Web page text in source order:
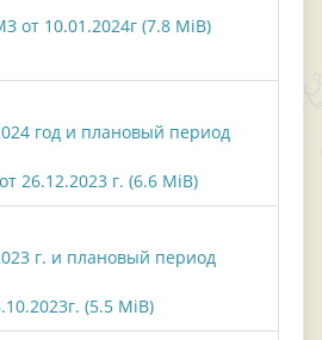
от 10.01.2024г (7.8 MiB)
год и плановый период
26.12.2023 г. (6.6 MiB)
г. и плановый период
(5.5 MiB)